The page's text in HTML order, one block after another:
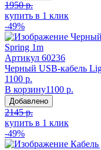
1950 р.
купить в 1 клик
-49%
Артикул 60236
Черный USB-кабель
1100 р.
В корзину1100 р.
Добавлено
2145 р.
купить в 1 клик
-49%